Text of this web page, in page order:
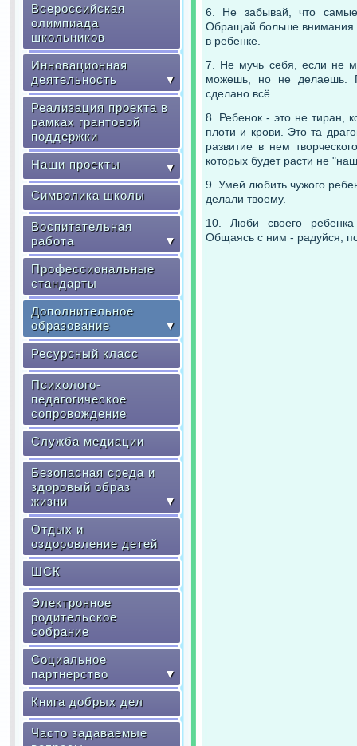
Всероссийская
олимпиада
школьников
Инновационная
деятельность
▼
Реализация проекта в
рамках грантовой
поддержки
Наши проекты ▼
Символика школы
Воспитательная
работа
▼
Профессиональные
стандарты
Дополнительное
образование
▼
Ресурсный класс
Психолого-
педагогическое
сопровождение
Служба медиации
Безопасная среда и
здоровый образ
жизни
▼
Отдых и
оздоровление детей
ШСК
Электронное
родительское
собрание
Социальное
партнерство
▼
Книга добрых дел
Часто задаваемые
6. Не забывай, что
Обращай больше внимания
в ребенке.
7. Не мучь себя, если не
можешь, но не делаешь.
сделано всё.
8. Ребенок - это не тиран,
плоти и крови. Это та
развитие в нем
которых будет расти не
9. Умей любить чужого
делали твоему.
10. Люби своего
Общаясь с ним - радуйся,